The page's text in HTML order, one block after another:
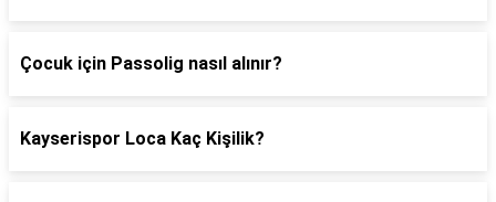
Çocuk için Passolig nasıl alınır?
Kayserispor Loca Kaç Kişilik?